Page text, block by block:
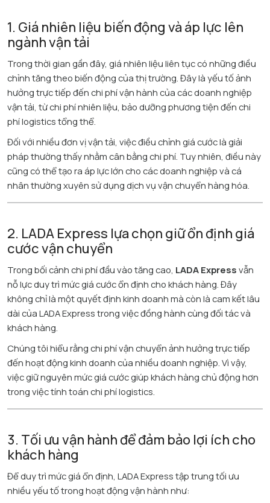
1. Giá nhiên liệu biến động và áp lực lên
ngành vận tải
Trong thời gian gần đây, giá nhiên liệu liên tục có những điều
chỉnh tăng theo biến động của thị trường. Đây là yếu tố ảnh
hưởng trực tiếp đến chi phí vận hành của các doanh nghiệp
vận tải, từ chi phí nhiên liệu, bảo dưỡng phương tiện đến chi
phí logistics tổng thể.
Đối với nhiều đơn vị vận tải, việc điều chỉnh giá cước là giải
pháp thường thấy nhằm cân bằng chi phí. Tuy nhiên, điều này
cũng có thể tạo ra áp lực lớn cho các doanh nghiệp và cá
nhân thường xuyên sử dụng dịch vụ vận chuyển hàng hóa.
2. LADA Express lựa chọn giữ ổn định giá
cước vận chuyển
Trong bối cảnh chi phí đầu vào tăng cao, LADA Express vẫn
nỗ lực duy trì mức giá cước ổn định cho khách hàng. Đây
không chỉ là một quyết định kinh doanh mà còn là cam kết lâu
dài của LADA Express trong việc đồng hành cùng đối tác và
khách hàng.
Chúng tôi hiểu rằng chi phí vận chuyển ảnh hưởng trực tiếp
đến hoạt động kinh doanh của nhiều doanh nghiệp. Vì vậy,
việc giữ nguyên mức giá cước giúp khách hàng chủ động hơn
trong việc tính toán chi phí logistics.
3. Tối ưu vận hành để đảm bảo lợi ích cho
khách hàng
Để duy trì mức giá ổn định, LADA Express tập trung tối ưu
nhiều yếu tố trong hoạt động vận hành như: